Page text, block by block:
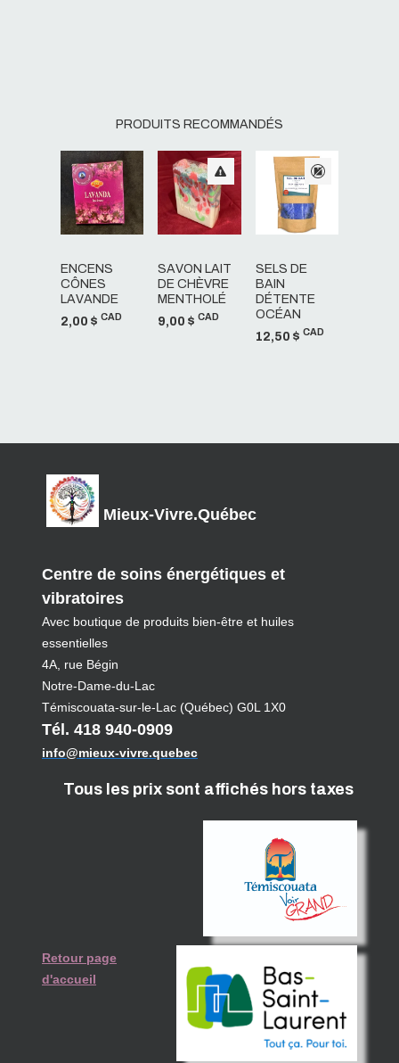
PRODUITS RECOMMANDÉS
ENCENS
CÔNES
LAVANDE
2,00 $ CAD
SAVON LAIT
DE CHÈVRE
MENTHOLÉ
9,00 $CAD
SELS DE
BAIN
DÉTENTE
OCÉAN
12,50 $ CAD
Mieux-Vivre.Québec
Centre de soins énergétiques et
vibratoires
Avec boutique de produits bien-être et huiles
essentielles
4A, rue Bégin
Notre-Dame-du-Lac
Témiscouata-sur-le-Lac (Québec) G0L 1X0
Tél. 418 940-0909
info@mieux-vivre.quebec
Tous les prix sont affichés hors taxes
Retour page
d'accueil